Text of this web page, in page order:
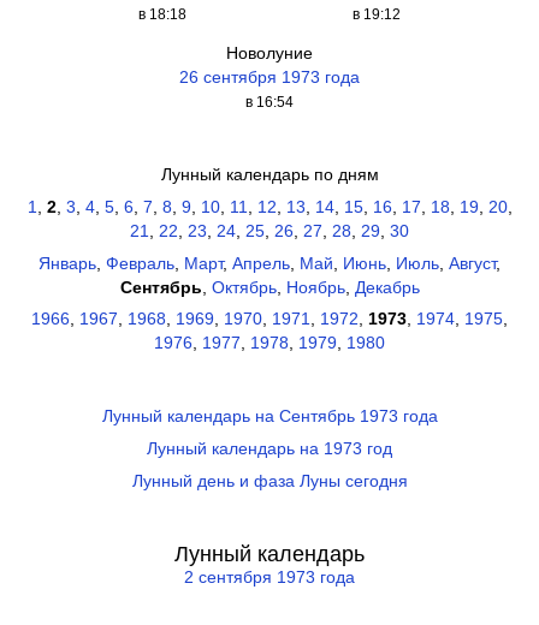
в 18:18 в 19:12
Новолуние
26 сентября 1973 года
в 16:54
Лунный календарь по дням
1
2, 3 4, 5, 6, 7 8 9, 10, 11 12 13 14, 15, 16, 17 18 19, 20,
21
22 23 24 25 26 27 28 29 30
Январь Февраль Март, Апрель Май Июнь Июль Август,
Сентябрь Октябрь, Ноябрь, Декабрь
1966, 1967, 1968, 1969, 1970, 1971, 1972, 1973, 1974, 1975,
1976, 1977, 1978, 1979, 1980
Лунный календарь на Сентябрь 1973 года
Лунный календарь на 1973 год
Лунный день и фаза Луны сегодня
Лунный календарь
2 сентября 1973 года